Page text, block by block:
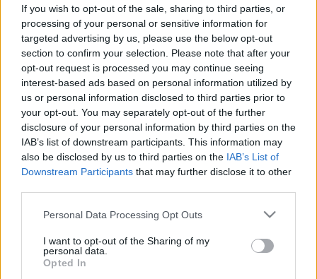
If you wish to opt-out of the sale, sharing to third parties, or
processing of your personal or sensitive information for
targeted advertising by us, please use the below opt-out
section to confirm your selection. Please note that after your
opt-out request is processed you may continue seeing
interest-based ads based on personal information utilized by
us or personal information disclosed to third parties prior to
your opt-out. You may separately opt-out of the further
disclosure of your personal information by third parties on the
IAB’s list of downstream participants. This information may
also be disclosed by us to third parties on the IAB’s List of
Downstream Participants that may further disclose it to other
Please note that this website/app uses one or more Google
not limited to your visit or usage behaviour. You may click to
grant or deny consent to Google and its third-party tags to
use your data for below specified purposes in below Google
Personal Data Processing Opt Outs
I want to opt-out of the Sharing of my
personal data.
Opted In